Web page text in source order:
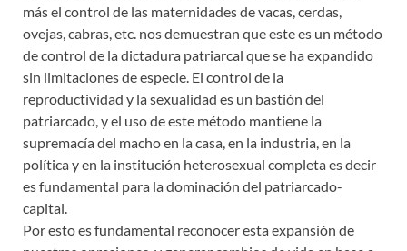
más el control de las maternidades de vacas, cerdas,
ovejas, cabras, etc. nos demuestran que este es un método
de control de la dictadura patriarcal que se ha expandido
sin limitaciones de especie. El control de la
reproductividad y la sexualidad es un bastión del
patriarcado, y el uso de este método mantiene la
supremacía del macho en la casa, en la industria, en la
política y en la institución heterosexual completa es decir
es fundamental para la dominación del patriarcado-
capital.
Por esto es fundamental reconocer esta expansión de